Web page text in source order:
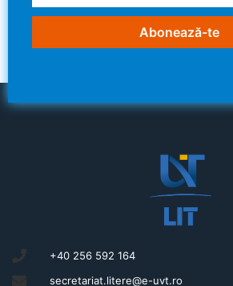
Abonează-te
+40 256 592 164
secretariat.litere@e-uvt.ro